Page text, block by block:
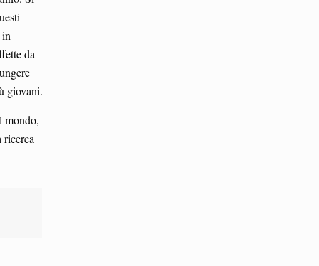
in
da
giovani.
mondo,
ricerca